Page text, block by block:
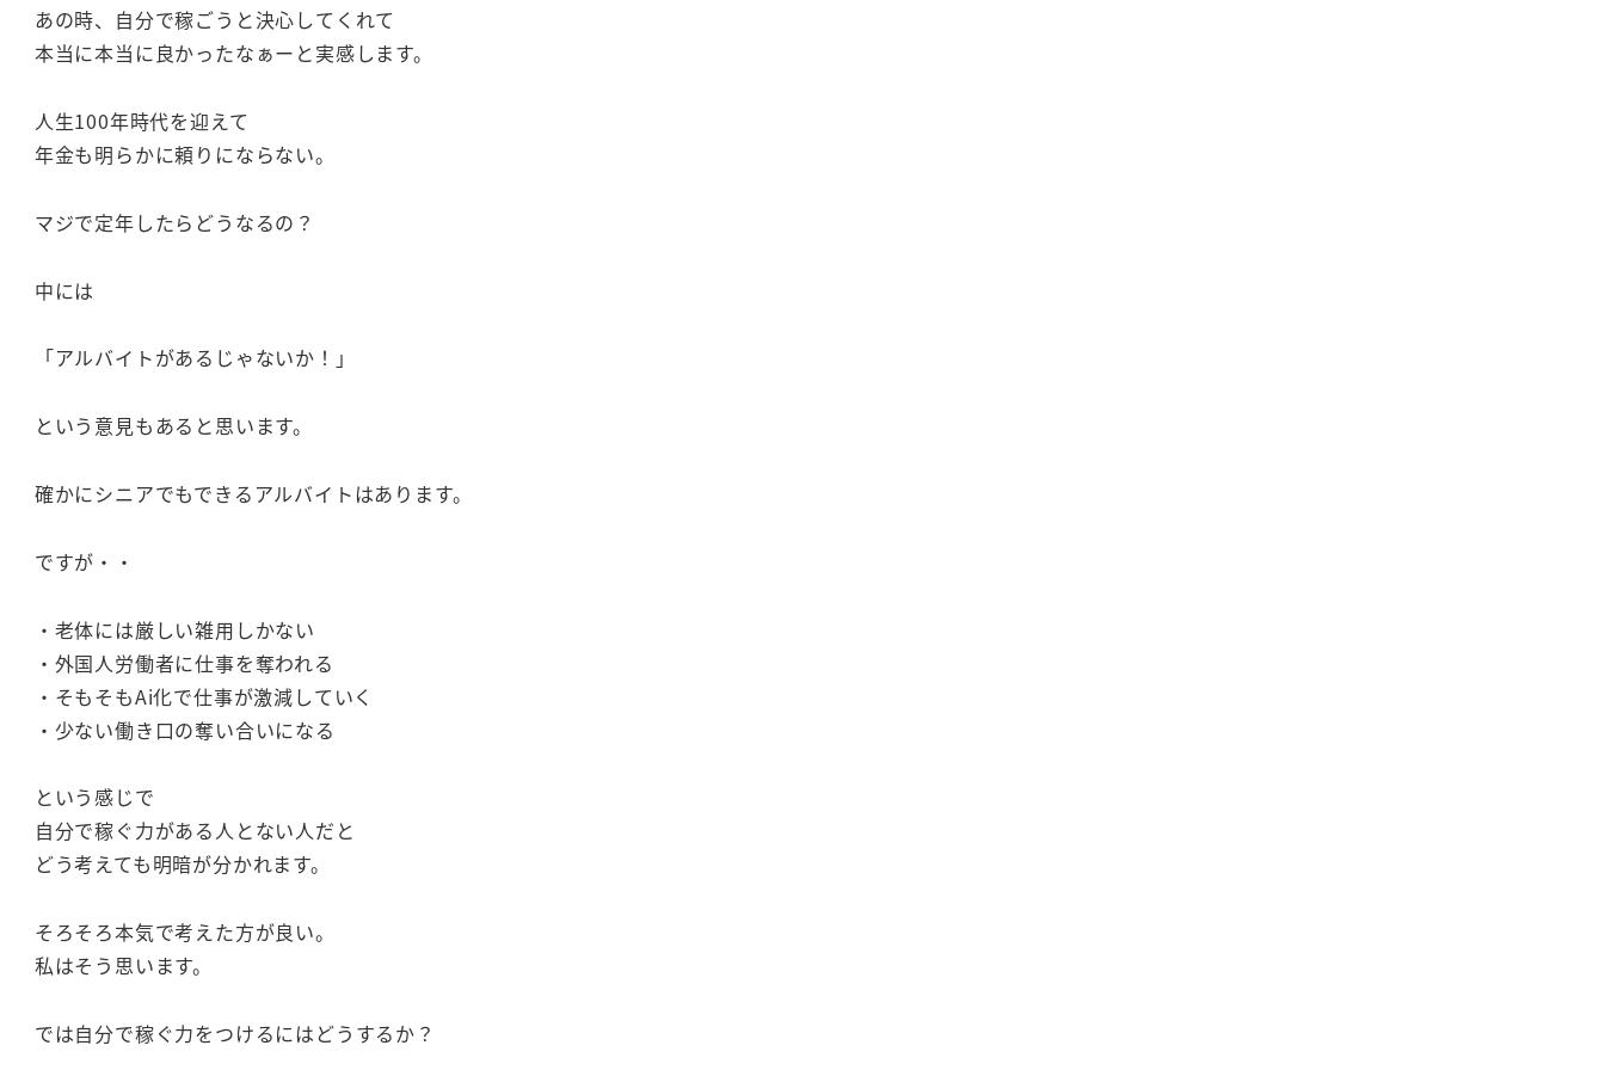
あの時、自分で稼ごうと決心してくれて
本当に本当に良かったなぁーと実感します。
人生100年時代を迎えて
年金も明らかに頼りにならない。
マジで定年したらどうなるの？
中には
「アルバイトがあるじゃないか！」
という意見もあると思います。
確かにシニアでもできるアルバイトはあります。
ですが・・
・老体には厳しい雑用しかない
・外国人労働者に仕事を奪われる
・そもそもAi化で仕事が激減していく
・少ない働き口の奪い合いになる
という感じで
自分で稼ぐ力がある人とない人だと
どう考えても明暗が分かれます。
そろそろ本気で考えた方が良い。
私はそう思います。
では自分で稼ぐ力をつけるにはどうするか？